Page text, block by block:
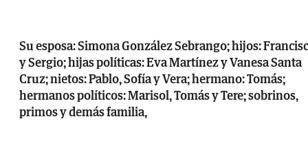
Su esposa: Simona González Sebrango; hijos:
y Sergio; hijas políticas: Eva Martínez y Vanesa Santa
Cruz; nietos: Pablo, Sofía y Vera; hermano: Tomás;
hermanos políticos: Marisol, Tomás y Tere; sobrinos,
primos y demás familia,